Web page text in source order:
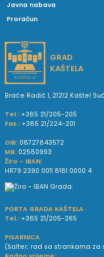
Javna nabava
Proračun
GRAD
KAŠTELA
Braće Radić 1, 21212 Kaštel
Tel.: +385 21/205-205
Fax.: +385 21/224-201
OIB: 08727843572
MB: 02580993
Žiro - IBAN:
HR79 2390 0011 8181 0000 4
PORTA GRADA KAŠTELA
Tel.: +385 21/205-265
PISARNICA
(šalter; rad sa strankama